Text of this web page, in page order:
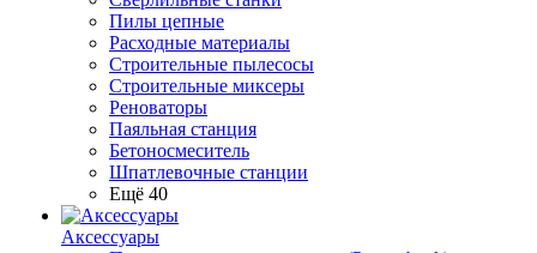
Пилы цепные
Расходные материалы
Строительные пылесосы
Строительные миксеры
Реноваторы
Паяльная станция
Бетоносмеситель
Шпатлевочные станции
Ещё 40
Аксессуары